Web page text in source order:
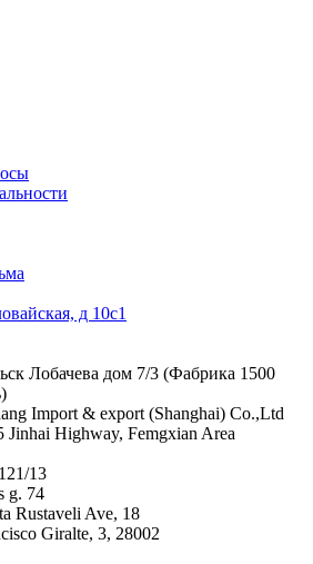
д 10с1
Лобачева дом 7/3 (Фабрика 1500
Import & export (Shanghai) Co.,Ltd
Jinhai Highway, Femgxian Area
13
g. 74
Rustaveli Ave, 18
Giralte, 3, 28002